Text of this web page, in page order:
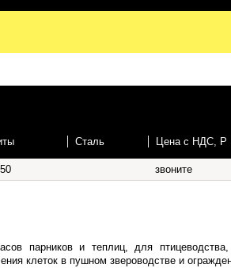
Сталь Цена c НДС, Р
звоните
парников и теплиц, для птицеводства,
клеток в пушном звероводстве и